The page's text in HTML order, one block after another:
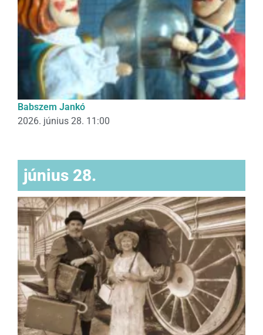
Babszem Jankó
2026. június 28. 11:00
június 28.